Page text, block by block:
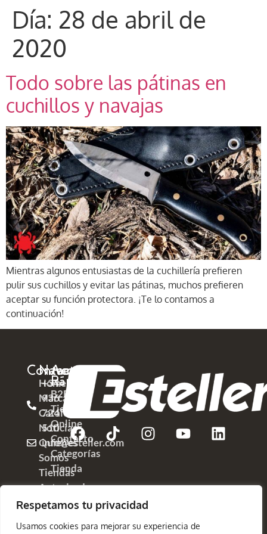
Respetamos tu privacidad
Usamos cookies para mejorar su experiencia de
Día: 28 de abril de
2020
Todo sobre las pátinas en
cuchillos y navajas
Mientras algunos entusiastas de la cuchillería prefieren
pulir sus cuchillos y evitar las pátinas, muchos prefieren
aceptar su función protectora. ¡Te lo contamos a
continuación!
Contacto
+34
936
724
510
info@esteller.com
Navega
Home
Marcas
Catálogos
Noticias
Quienes
Somos
Tiendas
Autorizadas
Acceso
Rápido
B2B
Tienda
Online
Contacto
Categorías
Tienda